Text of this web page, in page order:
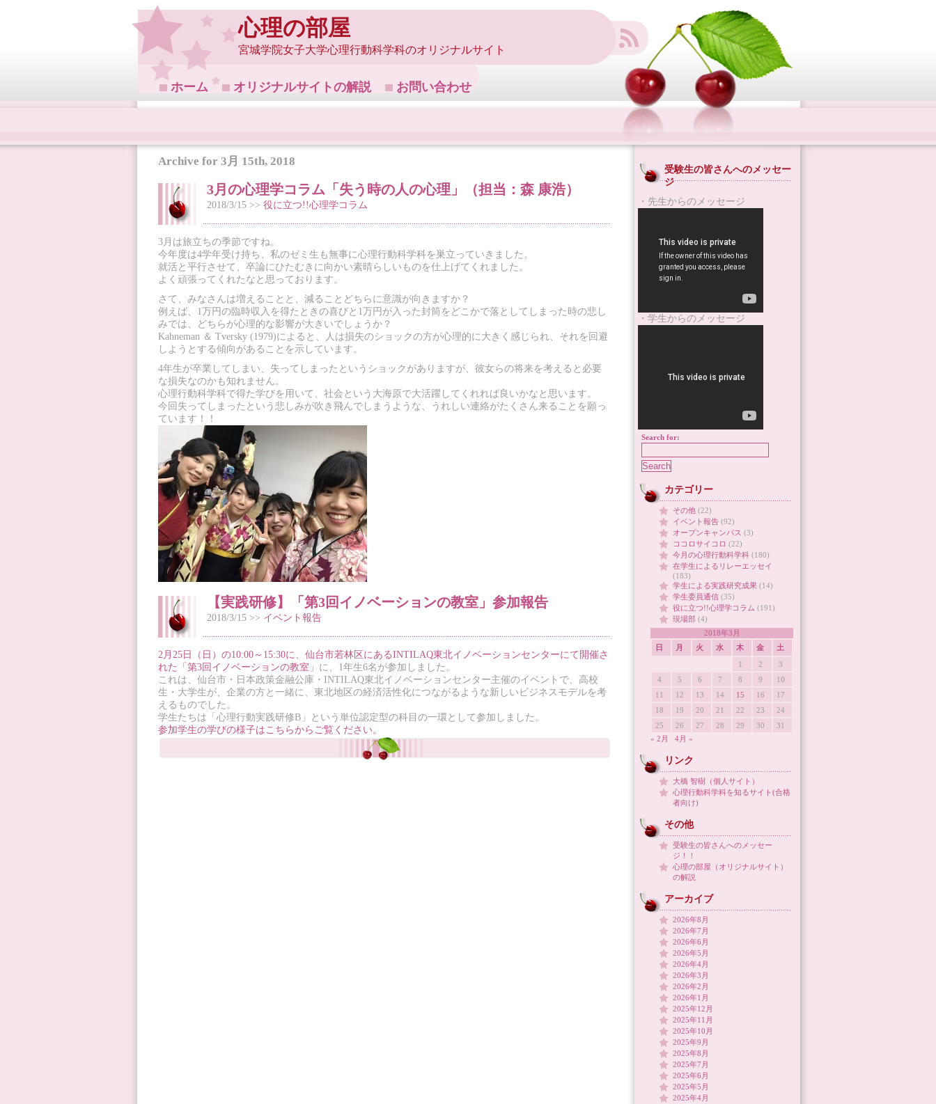
心理の部屋
宮城学院女子大学心理行動科学科のオリジナルサイト
ホーム オリジナルサイトの解説 お問い合わせ
Archive for 3月 15th, 2018
3月の心理学コラム「失う時の人の心理」（担当：森 康浩）
2018/3/15 >> 役に立つ!!心理学コラム
3月は旅立ちの季節ですね。
今年度は4学年受け持ち、私のゼミ生も無事に心理行動科学科を巣立っていきました。
就活と平行させて、卒論にひたむきに向かい素晴らしいものを仕上げてくれました。
よく頑張ってくれたなと思っております。
さて、みなさんは増えることと、減ることどちらに意識が向きますか？
例えば、1万円の臨時収入を得たときの喜びと1万円が入った封筒をどこかで落としてしまった時の悲し
みでは、どちらが心理的な影響が大きいでしょうか？
Kahneman ＆ Tversky (1979)によると、人は損失のショックの方が心理的に大きく感じられ、それを回避
しようとする傾向があることを示しています。
4年生が卒業してしまい、失ってしまったというショックがありますが、彼女らの将来を考えると必要
な損失なのかも知れません。
心理行動科学科で得た学びを用いて、社会という大海原で大活躍してくれれば良いかなと思います。
今回失ってしまったという悲しみが吹き飛んでしまうような、うれしい連絡がたくさん来ることを願っ
ています！！
【実践研修】「第3回イノベーションの教室」参加報告
2018/3/15 >> イベント報告
2月25日（日）の10:00～15:30に、仙台市若林区にあるINTILAQ東北イノベーションセンターにて開催さ
れた「第3回イノベーションの教室」 に、1年生6名が参加しました。
これは、仙台市・日本政策金融公庫・INTILAQ東北イノベーションセンター主催のイベントで、高校
生・大学生が、企業の方と一緒に、東北地区の経済活性化につながるような新しいビジネスモデルを考
えるものでした。
学生たちは「心理行動実践研修B」という単位認定型の科目の一環として参加しました。
参加学生の学びの様子はこちらからご覧ください。
受験生の皆さんへのメッセー
ジ
・先生からのメッセージ
・学生からのメッセージ
Search for:
カテゴリー
その他 (22)
イベント報告 (92)
オープンキャンパス (3)
ココロサイコロ (22)
今月の心理行動科学科 (180)
在学生によるリレーエッセイ
(183)
学生による実践研究成果 (14)
学生委員通信 (35)
役に立つ!!心理学コラム (191)
現場部 (4)
2018年3月
日
月 火 水 木 金
土
1
2
3
4
5 6 7 8 9
10
11
12 13 14 15 16
17
18
19 20 21 22 23
24
25
26 27 28 29 30
31
« 2月
4月 »
リンク
大橋 智樹（個人サイト）
心理行動科学科を知るサイト(合格
者向け)
その他
受験生の皆さんへのメッセー
ジ！！
心理の部屋（オリジナルサイト）
の解説
アーカイブ
2026年8月
2026年7月
2026年6月
2026年5月
2026年4月
2026年3月
2026年2月
2026年1月
2025年12月
2025年11月
2025年10月
2025年9月
2025年8月
2025年7月
2025年6月
2025年5月
2025年4月